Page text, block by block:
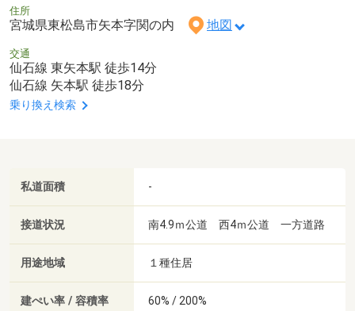
住所
宮城県東松島市矢本字関の内 地図
交通
仙石線 東矢本駅 徒歩14分
仙石線 矢本駅 徒歩18分
乗り換え検索
私道面積 -
接道状況 南4.9ｍ公道 西4ｍ公道 一方道路
用途地域 １種住居
建ぺい率 / 容積率 60% / 200%